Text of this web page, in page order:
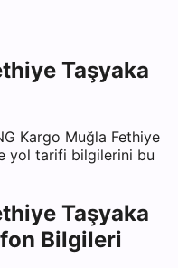
Taşyaka
Kargo Muğla Fethiye
yol tarifi bilgilerini bu
Taşyaka
Bilgileri